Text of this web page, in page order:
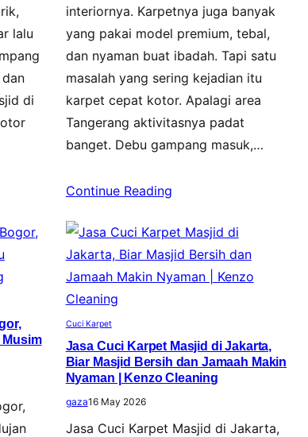
lalu
di
interiornya. Karpetnya juga banyak
yang pakai model premium, tebal,
dan nyaman buat ibadah. Tapi satu
masalah yang sering kejadian itu
karpet cepat kotor. Apalagi area
Tangerang aktivitasnya padat
banget. Debu gampang masuk,…
Continue Reading
Musim
Cuci Karpet
Jasa Cuci Karpet Masjid di Jakarta,
Biar Masjid Bersih dan Jamaah Makin
Nyaman | Kenzo Cleaning
gaza16 May 2026
Jasa Cuci Karpet Masjid di Jakarta,